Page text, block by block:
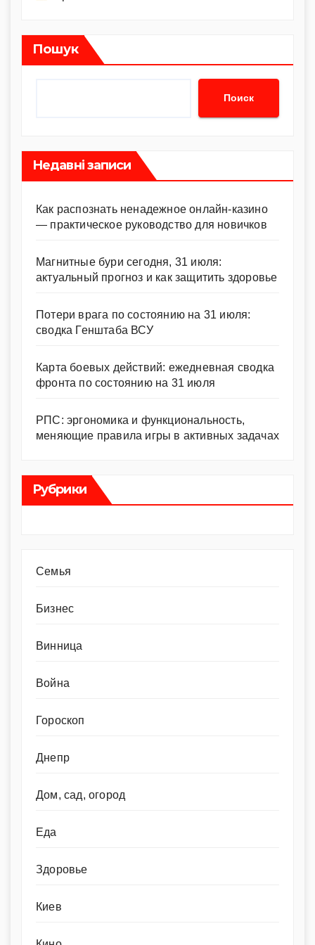
Пошук
Поиск
Недавні записи
Как распознать ненадежное онлайн-казино
— практическое руководство для новичков
Магнитные бури сегодня, 31 июля:
актуальный прогноз и как защитить здоровье
Потери врага по состоянию на 31 июля:
сводка Генштаба ВСУ
Карта боевых действий: ежедневная сводка
фронта по состоянию на 31 июля
РПС: эргономика и функциональность,
меняющие правила игры в активных задачах
Рубрики
Cемья
Бизнес
Винница
Война
Гороскоп
Днепр
Дом, сад, огород
Еда
Здоровье
Киев